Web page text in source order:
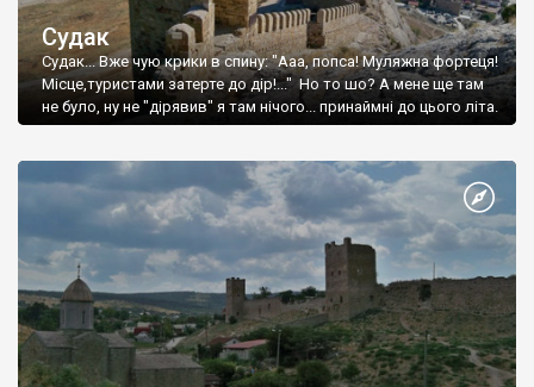
Судак
Судак... Вже чую крики в спину: "Ааа, попса! Муляжна фортеця!
Місце,туристами затерте до дір!..." Но то шо? А мене ще там
не було, ну не "дірявив" я там нічого... принаймні до цього літа.